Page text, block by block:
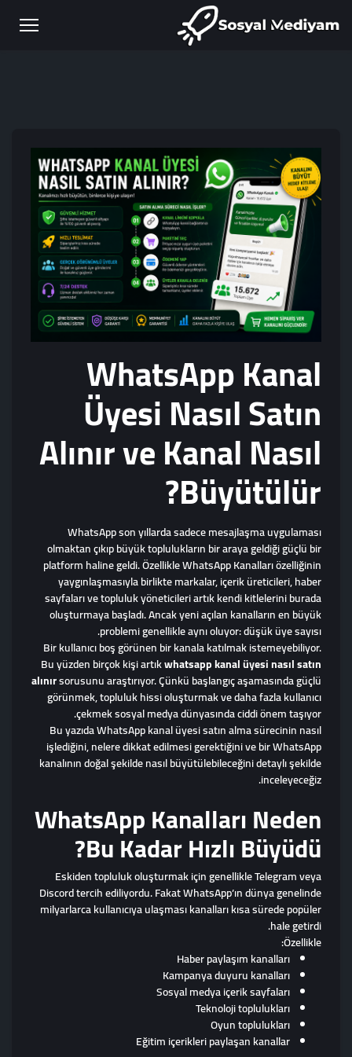
WhatsApp Kanal
Üyesi Nasıl Satın
Alınır ve Kanal Nasıl
Büyütülür?
WhatsApp son yıllarda sadece mesajlaşma uygulaması
olmaktan çıkıp büyük toplulukların bir araya geldiği güçlü bir
platform haline geldi. Özellikle WhatsApp Kanalları özelliğinin
yaygınlaşmasıyla birlikte markalar, içerik üreticileri, haber
sayfaları ve topluluk yöneticileri artık kendi kitlelerini burada
oluşturmaya başladı. Ancak yeni açılan kanalların en büyük
problemi genellikle aynı oluyor: düşük üye sayısı.
Bir kullanıcı boş görünen bir kanala katılmak istemeyebiliyor.
Bu yüzden birçok kişi artıkwhatsapp kanal üyesi nasıl satın
alınırsorusunu araştırıyor. Çünkü başlangıç aşamasında güçlü
görünmek, topluluk hissi oluşturmak ve daha fazla kullanıcı
çekmek sosyal medya dünyasında ciddi önem taşıyor.
Bu yazıda WhatsApp kanal üyesi satın alma sürecinin nasıl
işlediğini, nelere dikkat edilmesi gerektiğini ve bir WhatsApp
kanalının doğal şekilde nasıl büyütülebileceğini detaylı şekilde
inceleyeceğiz.
WhatsApp Kanalları Neden
Bu Kadar Hızlı Büyüdü?
Eskiden topluluk oluşturmak için genellikle Telegram veya
Discord tercih ediliyordu. Fakat WhatsApp’ın dünya genelinde
milyarlarca kullanıcıya ulaşması kanalları kısa sürede popüler
hale getirdi.
Özellikle:
Haber paylaşım kanalları
Kampanya duyuru kanalları
Sosyal medya içerik sayfaları
Teknoloji toplulukları
Oyun toplulukları
Eğitim içerikleri paylaşan kanallar